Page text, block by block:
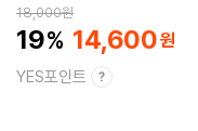
18,000원
19 14,600
YES포인트